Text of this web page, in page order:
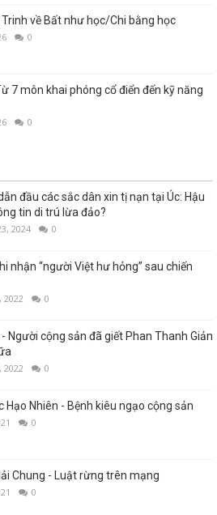
Trinh về Bất như học/Chi bằng học
0
7 môn khai phóng cổ điển đến kỹ năng
0
đầu các sắc dân xin tị nạn tại Úc: Hậu
tin di trú lừa đảo?
2024 0
nhận “người Việt hư hỏng” sau chiến
2022 0
Người cộng sản đã giết Phan Thanh Giản
2022 0
Hạo Nhiên - Bệnh kiêu ngạo cộng sản
0
Chung - Luật rừng trên mạng
0